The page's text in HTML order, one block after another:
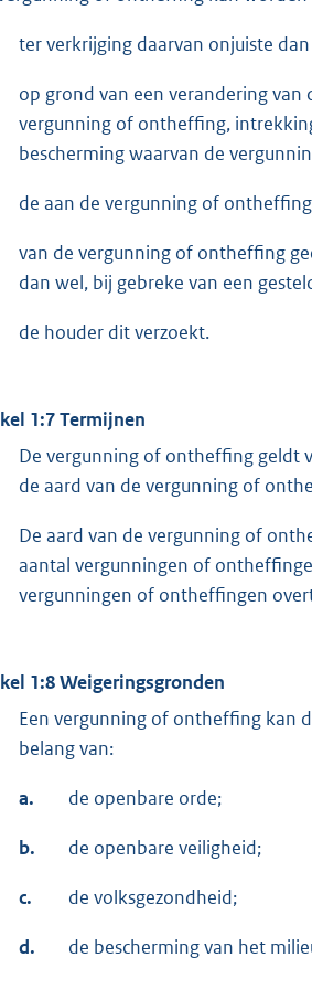
ter verkrijging daarvan onjuiste
op grond van een verandering
vergunning of ontheffing,
bescherming waarvan de
de aan de vergunning of
van de vergunning of ontheffing
dan wel, bij gebreke van een
de houder dit verzoekt.
1:7 Termijnen
De vergunning of ontheffing geldt
de aard van de vergunning of
De aard van de vergunning of
aantal vergunningen of
vergunningen of ontheffingen
1:8 Weigeringsgronden
Een vergunning of ontheffing kan
belang van:
a. de openbare orde;
b. de openbare veiligheid;
c. de volksgezondheid;
d. de bescherming van het